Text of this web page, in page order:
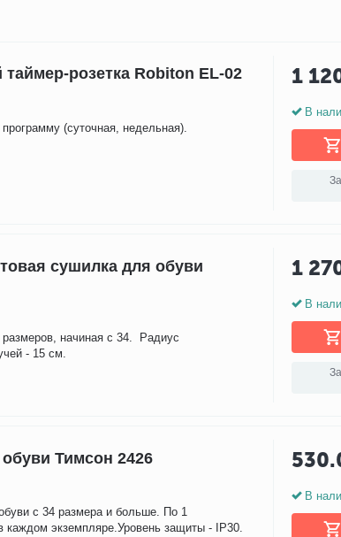
розетка Robiton EL-02
(суточная, недельная).
1
В
сушилка для обуви
начиная с 34. Радиус
- 15 см.
1
В
Тимсон 2426
с 34 размера и больше. По 1
каждом экземпляре.Уровень защиты - IP30.
В